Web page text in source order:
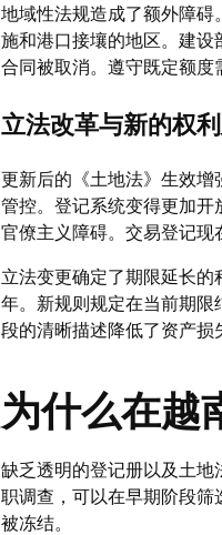
地域性法规造成了额外障
施和港口接壤的地区。建
合同被取消。遵守既定额度
立法改革与新的权
更新后的《土地法》生效
管控。登记系统变得更加
官僚主义障碍。交易登记现
立法变更确定了期限延长
年。新规则规定在当前期
段的清晰描述降低了资产损
为什么在越
缺乏透明的登记册以及土
职调查，可以在早期阶段
被冻结。